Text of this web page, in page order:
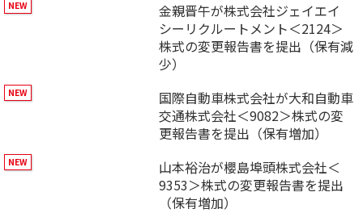
金親晋午が株式会社ジェイエイ
シーリクルートメント＜2124＞
株式の変更報告書を提出（保有減
少）
国際自動車株式会社が大和自動車
交通株式会社＜9082＞株式の変
更報告書を提出（保有増加）
山本裕治が櫻島埠頭株式会社＜
9353＞株式の変更報告書を提出
（保有増加）